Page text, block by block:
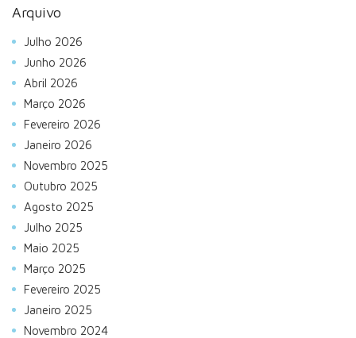
Arquivo
Julho 2026
Junho 2026
Abril 2026
Março 2026
Fevereiro 2026
Janeiro 2026
Novembro 2025
Outubro 2025
Agosto 2025
Julho 2025
Maio 2025
Março 2025
Fevereiro 2025
Janeiro 2025
Novembro 2024